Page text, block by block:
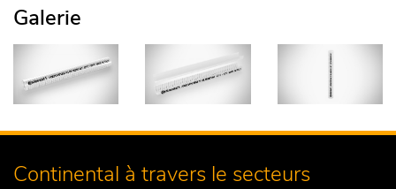
Galerie
Continental à travers le secteurs